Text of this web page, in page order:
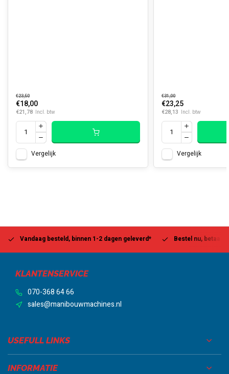
€23,50
€18,00
€21,78 Incl. btw
Vergelijk
€31,00
€23,25
€28,13 Incl. btw
Vergelijk
Vandaag besteld, binnen 1-2 dagen geleverd* Bestel nu, betaal
KLANTENSERVICE
070-368 64 66
sales@manibouwmachines.nl
USEFULL LINKS
INFORMATIE